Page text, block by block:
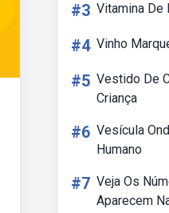
#3 Vitamina De
#4 Vinho
#5 Vestido De
Criança
#6 Vesícula
Humano
#7 Veja Os
Aparecem